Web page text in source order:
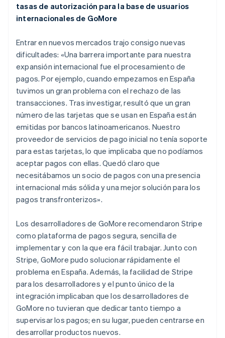
tasas de autorización para la base de usuarios
internacionales de GoMore
Entrar en nuevos mercados trajo consigo nuevas
dificultades: «Una barrera importante para nuestra
expansión internacional fue el procesamiento de
pagos. Por ejemplo, cuando empezamos en España
tuvimos un gran problema con el rechazo de las
transacciones. Tras investigar, resultó que un gran
número de las tarjetas que se usan en España están
emitidas por bancos latinoamericanos. Nuestro
proveedor de servicios de pago inicial no tenía soporte
para estas tarjetas, lo que implicaba que no podíamos
aceptar pagos con ellas. Quedó claro que
necesitábamos un socio de pagos con una presencia
internacional más sólida y una mejor solución para los
pagos transfronterizos».
Los desarrolladores de GoMore recomendaron Stripe
como plataforma de pagos segura, sencilla de
implementar y con la que era fácil trabajar. Junto con
Stripe, GoMore pudo solucionar rápidamente el
problema en España. Además, la facilidad de Stripe
para los desarrolladores y el punto único de la
integración implicaban que los desarrolladores de
GoMore no tuvieran que dedicar tanto tiempo a
supervisar los pagos; en su lugar, pueden centrarse en
desarrollar productos nuevos.
Alemania
Deutsch English
Australia
English
Austria